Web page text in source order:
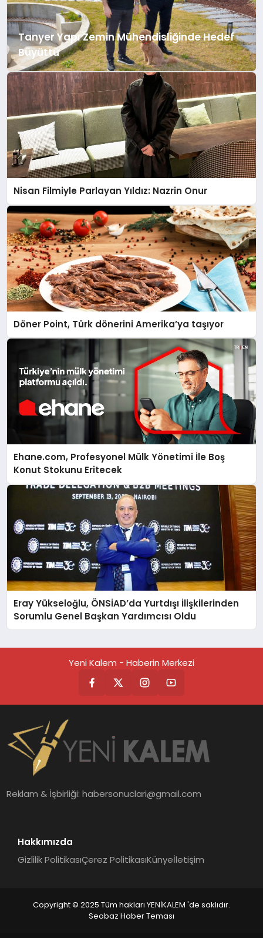
Tanyer Yapı Zemin Mühendisliğinde Hedef
Büyüttü
Nisan Filmiyle Parlayan Yıldız: Nazrin Onur
Döner Point, Türk dönerini Amerika’ya taşıyor
Ehane.com, Profesyonel Mülk Yönetimi İle Boş
Konut Stokunu Eritecek
Eray Yükseloğlu, ÖNSİAD’da Yurtdışı İlişkilerinden
Sorumlu Genel Başkan Yardımcısı Oldu
Yeni Kalem - Haberin Merkezi
Reklam & İşbirliği:habersonuclari@gmail.com
Hakkımızda
Gizlilik PolitikasıÇerez PolitikasıKünyeİletişim
Copyright © 2025 Tüm hakları YENİKALEM 'de saklıdır.
Seobaz Haber Teması